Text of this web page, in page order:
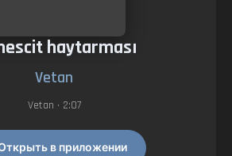
haytarması
Vetan
Vetan • 2:07
в приложении